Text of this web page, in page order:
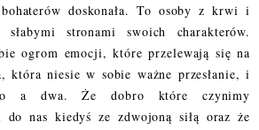
doskonała. To osoby z krwi i
stronami swoich charakterów.
ogrom emocji, które przelewają się na
która niesie w sobie ważne przesłanie, i
a dwa. Że dobro które czynimy
do nas kiedyś ze zdwojoną siłą oraz że